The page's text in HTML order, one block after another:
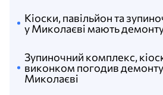
Зупиночний комплекс,
виконком погодив
Миколаєві
Кіоски, павільйон та
у Миколаєві мають